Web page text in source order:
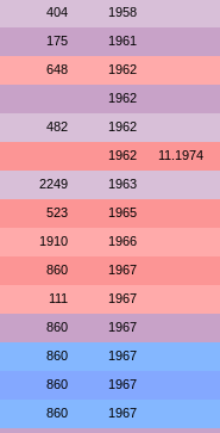
404 1958
175 1961
648 1962
1962
482 1962
1962 11.1974
2249 1963
523 1965
1910 1966
860 1967
111 1967
860 1967
860 1967
860 1967
860 1967